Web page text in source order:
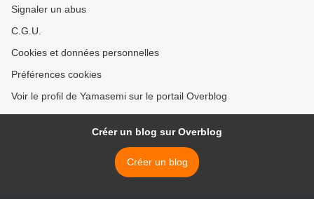
Signaler un abus
C.G.U.
Cookies et données personnelles
Préférences cookies
Voir le profil de Yamasemi sur le portail Overblog
Créer un blog sur Overblog
Créer un blog